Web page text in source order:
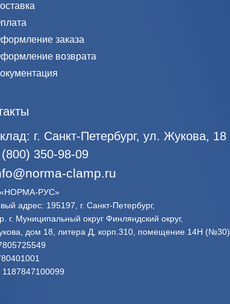
заказа
возврата
г. Санкт-Петербург, ул. Жукова, 18
350-98-09
clamp.ru
РУС»
адрес: 195197, г. Санкт-Петербург,
г. Муниципальный округ Финляндский округ,
дом 18, литера Д, корп.310, помещение 14Н (№30)